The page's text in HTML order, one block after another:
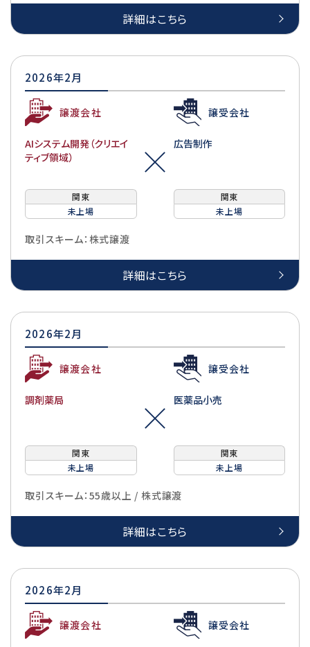
詳細はこちら
2026年2月
譲渡会社
AIシステム開発（クリエイ
ティブ領域）
関東
未上場
譲受会社
広告制作
関東
未上場
取引スキーム：株式譲渡
詳細はこちら
2026年2月
譲渡会社
調剤薬局
関東
未上場
譲受会社
医薬品小売
関東
未上場
取引スキーム：55歳以上 / 株式譲渡
詳細はこちら
2026年2月
譲渡会社 譲受会社